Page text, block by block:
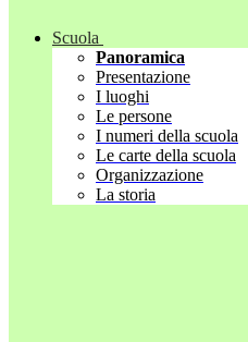
Scuola
Panoramica
Presentazione
I luoghi
Le persone
I numeri della scuola
Le carte della scuola
Organizzazione
La storia